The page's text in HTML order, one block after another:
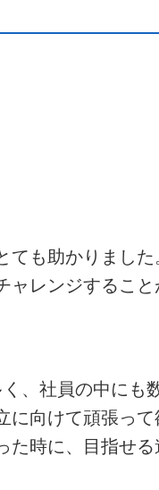
も助かりました
ャレンジするこ
、社員の中にも
向けて頑張っ
時に、目指せ